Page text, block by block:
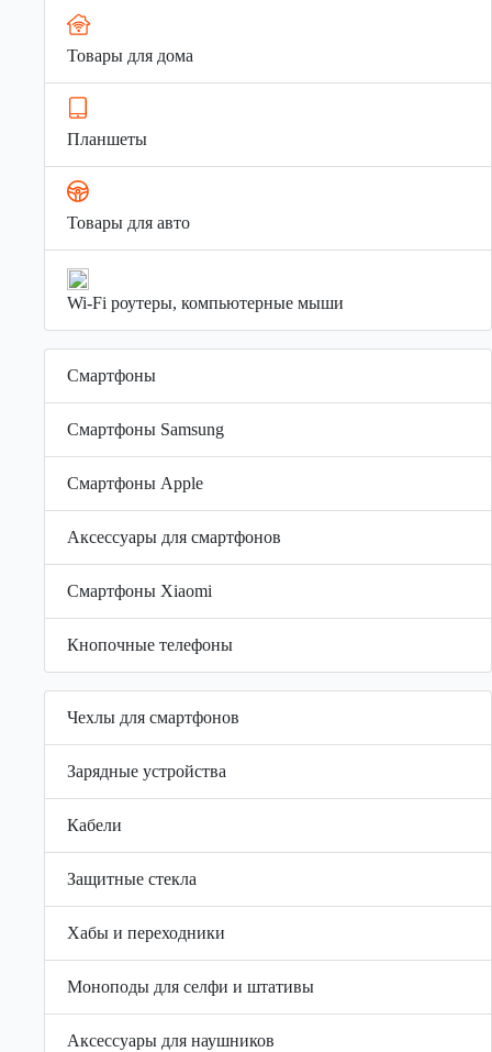
Товары для дома
Планшеты
Товары для авто
Wi-Fi роутеры, компьютерные мыши
Смартфоны
Смартфоны Samsung
Смартфоны Apple
Аксессуары для смартфонов
Смартфоны Xiaomi
Кнопочные телефоны
Чехлы для смартфонов
Зарядные устройства
Кабели
Защитные стекла
Хабы и переходники
Моноподы для селфи и штативы
Аксессуары для наушников